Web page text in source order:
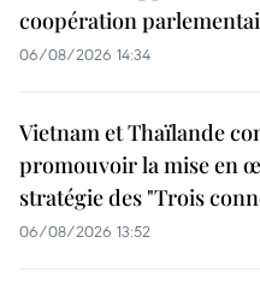
coopération
06/08/2026 14:34
Vietnam et Thaïlande
promouvoir la mise en
stratégie des "Trois
06/08/2026 13:52